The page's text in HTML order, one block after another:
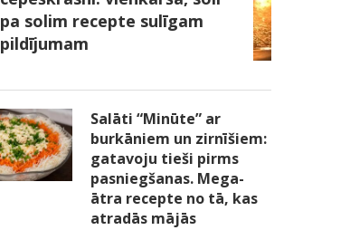
pa solim recepte sulīgam
pildījumam
Salāti “Minūte” ar
burkāniem un zirnīšiem:
gatavoju tieši pirms
pasniegšanas. Mega-
ātra recepte no tā, kas
atradās mājās